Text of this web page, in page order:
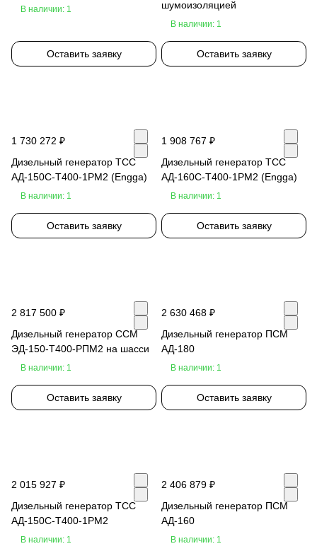
В наличии: 1
Оставить заявку
шумоизоляцией
В наличии: 1
Оставить заявку
1 730 272 ₽
Дизельный генератор ТСС
АД-150С-Т400-1РМ2 (Engga)
В наличии: 1
Оставить заявку
1 908 767 ₽
Дизельный генератор ТСС
АД-160С-Т400-1РМ2 (Engga)
В наличии: 1
Оставить заявку
2 817 500 ₽
Дизельный генератор ССМ
ЭД-150-Т400-РПМ2 на шасси
В наличии: 1
Оставить заявку
2 630 468 ₽
Дизельный генератор ПСМ
АД-180
В наличии: 1
Оставить заявку
2 015 927 ₽
Дизельный генератор ТСС
АД-150С-Т400-1РМ2
В наличии: 1
2 406 879 ₽
Дизельный генератор ПСМ
АД-160
В наличии: 1